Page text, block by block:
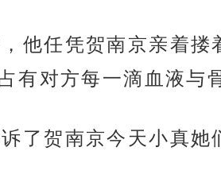
他任凭贺南京亲着搂
有对方每一滴血液与
了贺南京今天小真她